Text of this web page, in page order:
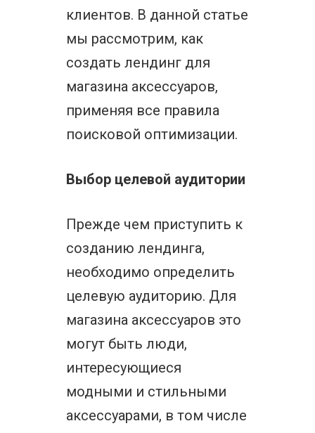
клиентов. В данной статье
мы рассмотрим, как
создать лендинг для
магазина аксессуаров,
применяя все правила
поисковой оптимизации.
Выбор целевой аудитории
Прежде чем приступить к
созданию лендинга,
необходимо определить
целевую аудиторию. Для
магазина аксессуаров это
могут быть люди,
интересующиеся
модными и стильными
аксессуарами, в том числе